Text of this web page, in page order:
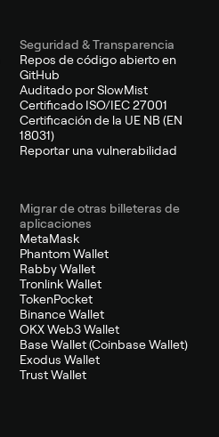
Seguridad & Transparencia
Repos de código abierto en
GitHub
Auditado por SlowMist
Certificado ISO/IEC 27001
Certificación de la UE NB (EN
18031)
Reportar una vulnerabilidad
Migrar de otras billeteras de
aplicaciones
MetaMask
Phantom Wallet
Rabby Wallet
Tronlink Wallet
TokenPocket
Binance Wallet
OKX Web3 Wallet
Base Wallet (Coinbase Wallet)
Exodus Wallet
Trust Wallet